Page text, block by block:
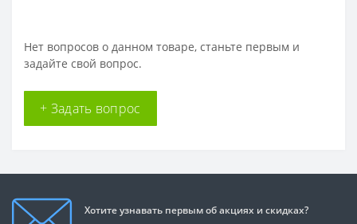
Нет вопросов о данном товаре, станьте первым и
задайте свой вопрос.
+ Задать вопрос
Хотите узнавать первым об акциях и скидках?